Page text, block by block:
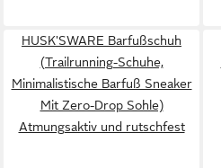
HUSK'SWARE Barfußschuh
(Trailrunning-Schuhe,
Minimalistische Barfuß Sneaker
Mit Zero-Drop Sohle)
Atmungsaktiv und rutschfest